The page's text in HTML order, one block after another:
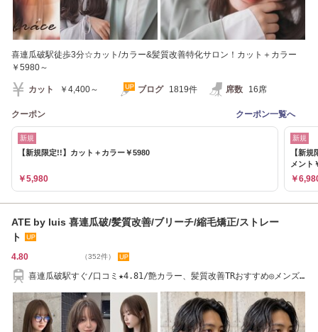
喜連瓜破駅徒歩3分☆カット/カラー&髪質改善特化サロン！カット＋カラー
￥5980～
カット ￥4,400～ ブログ 1819件 席数 16席
クーポン クーポン一覧へ
新規
【新規限定!!】カット＋カラー￥5980
￥5,980
新規
【新
メント
￥
ATE by luis 喜連瓜破/髪質改善/ブリーチ/縮毛矯正/ストレー
ト
4.80 （352件）
喜連瓜破駅すぐ/口コミ★4.81/艶カラー、髪質改善TRおすすめ◎メンズ/